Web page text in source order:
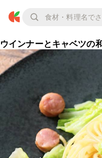
ウインナーとキャベツの